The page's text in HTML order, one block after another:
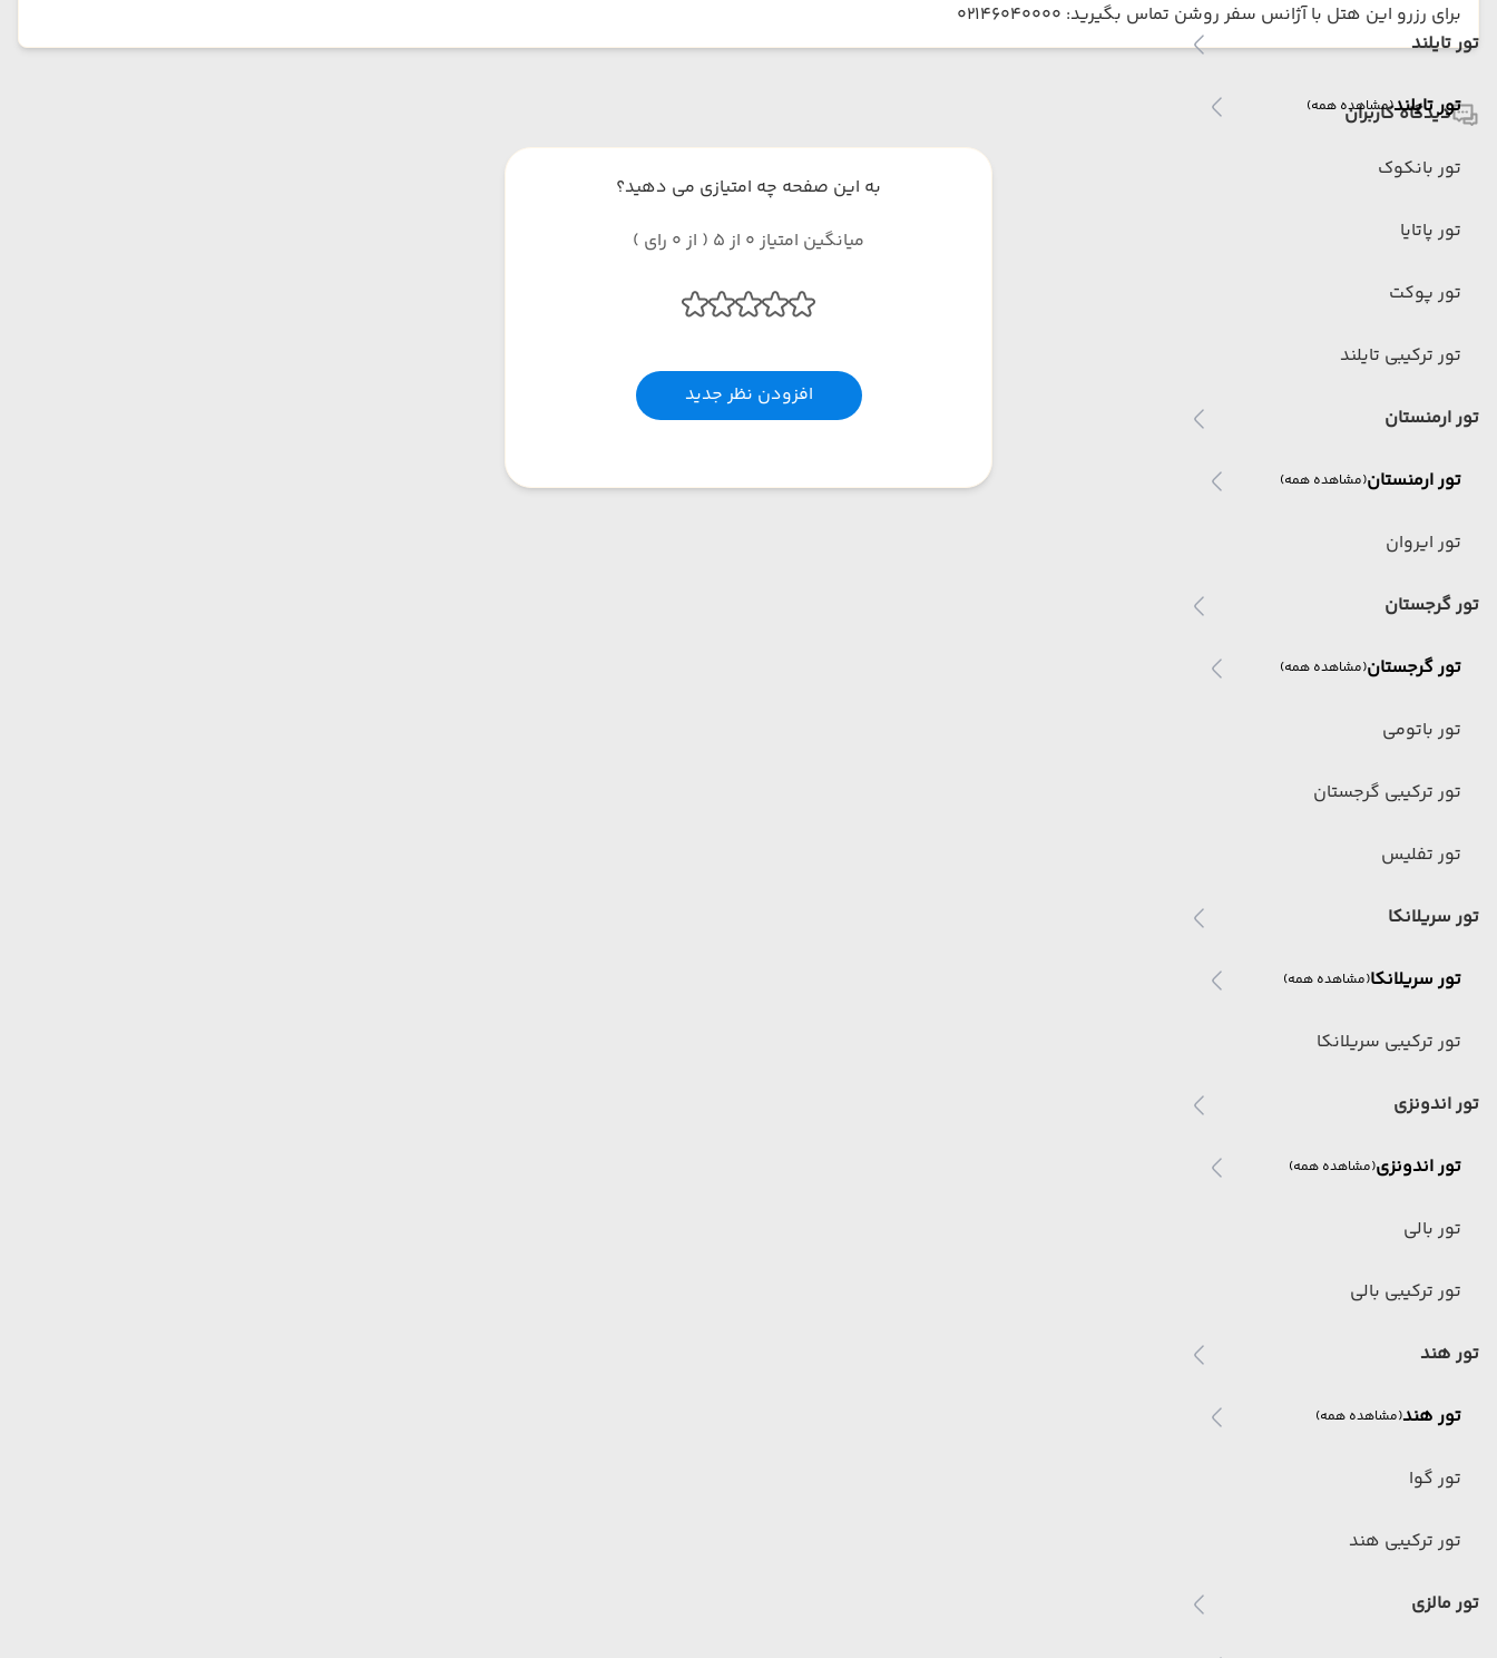
تور تایلند
تور تایلند(مشاهده همه)
تور بانکوک
تور پاتایا
تور پوکت
تور ترکیبی تایلند
تور ارمنستان
تور ارمنستان(مشاهده همه)
تور ایروان
تور گرجستان
تور گرجستان(مشاهده همه)
تور باتومی
تور ترکیبی گرجستان
تور تفلیس
تور سریلانکا
تور سریلانکا(مشاهده همه)
تور ترکیبی سریلانکا
تور اندونزی
تور اندونزی(مشاهده همه)
تور بالی
تور ترکیبی بالی
تور هند
تور هند(مشاهده همه)
تور گوا
تور ترکیبی هند
تور مالزی
برای رزرو این هتل با آژانس سفر روشن تماس بگیرید: 02146040000
دیدگاه کاربران
به این صفحه چه امتیازی می دهید؟
میانگین امتیاز 0 از 5 ( از 0 رای )
افزودن نظر جدید